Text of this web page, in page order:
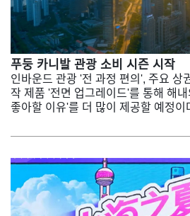
푸둥 카니발 관광 소비 시즌 시작
인바운드 관광 '전 과정 편의', 주요 상
작 제품 '전면 업그레이드'를 통해 해
좋아할 이유'를 더 많이 제공할 예정이